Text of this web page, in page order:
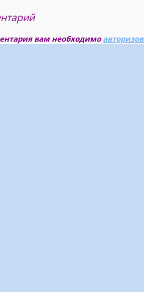
вам необходимо